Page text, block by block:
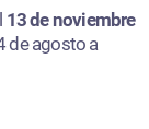
13 de noviembre
de agosto a